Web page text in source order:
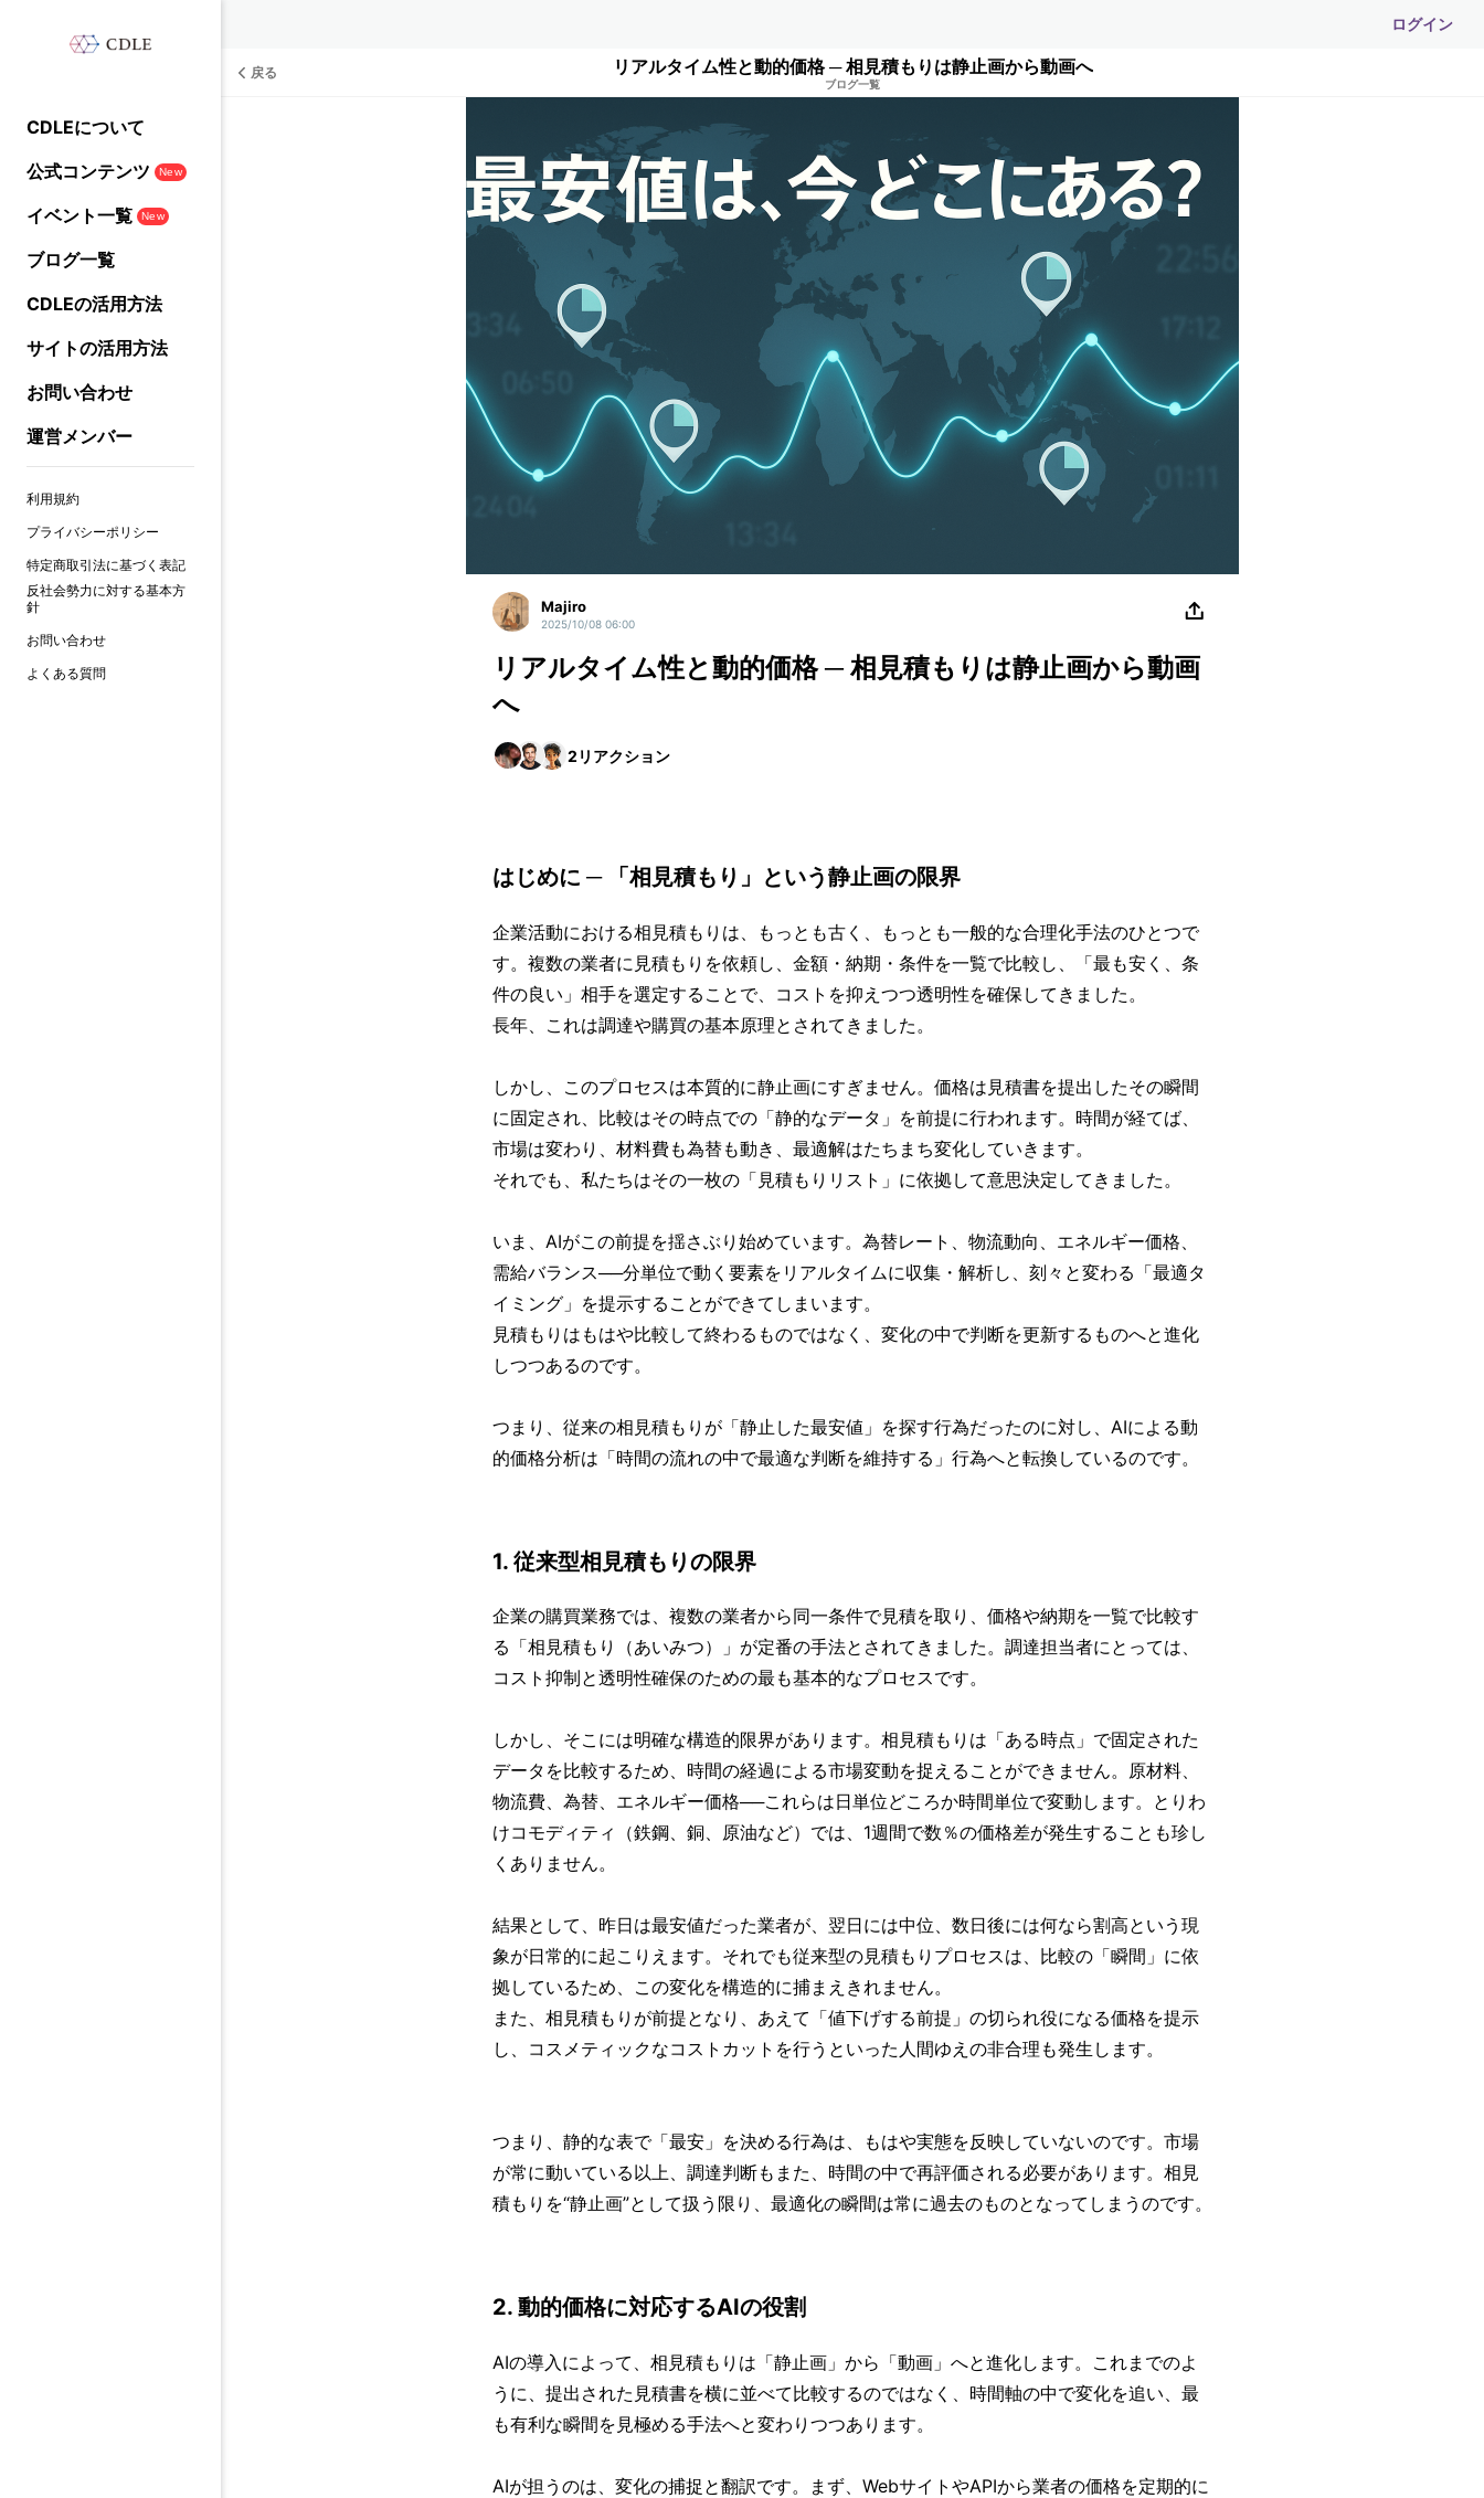
ログイン
CDLEについて
公式コンテンツ
New
イベント一覧 New
ブログ一覧
CDLEの活用方法
サイトの活用方法
お問い合わせ
運営メンバー
利用規約
プライバシーポリシー
特定商取引法に基づく表記
反社会勢力に対する基本方
針
お問い合わせ
よくある質問
戻る リアルタイム性と動的価格 ─ 相見積もりは静止画から動画へ
ブログ一覧
Majiro
2025/10/08 06:00
リアルタイム性と動的価格 ─ 相見積もりは静止画から動画
へ
2 リアクション
はじめに ─ 「相見積もり」という静止画の限界
企業活動における相見積もりは、もっとも古く、もっとも一般的な合理化手法のひとつで
す。複数の業者に見積もりを依頼し、金額・納期・条件を一覧で比較し、「最も安く、条
件の良い」相手を選定することで、コストを抑えつつ透明性を確保してきました。
長年、これは調達や購買の基本原理とされてきました。
しかし、このプロセスは本質的に静止画にすぎません。価格は見積書を提出したその瞬間
に固定され、比較はその時点での「静的なデータ」を前提に行われます。時間が経てば、
市場は変わり、材料費も為替も動き、最適解はたちまち変化していきます。
それでも、私たちはその一枚の「見積もりリスト」に依拠して意思決定してきました。
いま、AIがこの前提を揺さぶり始めています。為替レート、物流動向、エネルギー価格、
需給バランス──分単位で動く要素をリアルタイムに収集・解析し、刻々と変わる「最適タ
イミング」を提示することができてしまいます。
見積もりはもはや比較して終わるものではなく、変化の中で判断を更新するものへと進化
しつつあるのです。
つまり、従来の相見積もりが「静止した最安値」を探す行為だったのに対し、AIによる動
的価格分析は「時間の流れの中で最適な判断を維持する」行為へと転換しているのです。
1. 従来型相見積もりの限界
企業の購買業務では、複数の業者から同一条件で見積を取り、価格や納期を一覧で比較す
る「相見積もり（あいみつ）」が定番の手法とされてきました。調達担当者にとっては、
コスト抑制と透明性確保のための最も基本的なプロセスです。
しかし、そこには明確な構造的限界があります。相見積もりは「ある時点」で固定された
データを比較するため、時間の経過による市場変動を捉えることができません。原材料、
物流費、為替、エネルギー価格──これらは日単位どころか時間単位で変動します。とりわ
けコモディティ（鉄鋼、銅、原油など）では、1週間で数％の価格差が発生することも珍し
くありません。
結果として、昨日は最安値だった業者が、翌日には中位、数日後には何なら割高という現
象が日常的に起こりえます。それでも従来型の見積もりプロセスは、比較の「瞬間」に依
拠しているため、この変化を構造的に捕まえきれません。
また、相見積もりが前提となり、あえて「値下げする前提」の切られ役になる価格を提示
し、コスメティックなコストカットを行うといった人間ゆえの非合理も発生します。
つまり、静的な表で「最安」を決める行為は、もはや実態を反映していないのです。市場
が常に動いている以上、調達判断もまた、時間の中で再評価される必要があります。相見
積もりを“静止画”として扱う限り、最適化の瞬間は常に過去のものとなってしまうのです。
2. 動的価格に対応するAIの役割
AIの導入によって、相見積もりは「静止画」から「動画」へと進化します。これまでのよ
うに、提出された見積書を横に並べて比較するのではなく、時間軸の中で変化を追い、最
も有利な瞬間を見極める手法へと変わりつつあります。
AIが担うのは、変化の捕捉と翻訳です。まず、WebサイトやAPIから業者の価格を定期的に